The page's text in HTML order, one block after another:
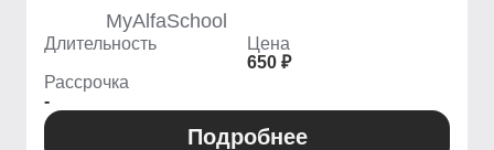
MyAlfaSchool
Длительность
Цена
650 ₽
Рассрочка
-
Подробнее